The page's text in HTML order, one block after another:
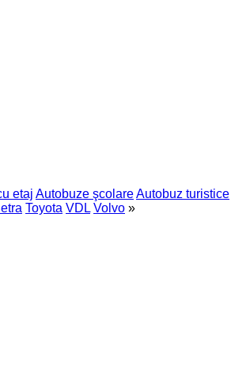
etaj Autobuze şcolareAutobuz turistice
Toyota VDL Volvo »